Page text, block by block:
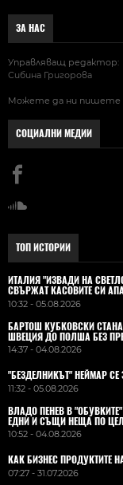
ЗА НАС
Управляващ редактор:
Сибина Григорова
Можете да ни пишете
СОЦИАЛНИ МЕДИИ
ТОП ИСТОРИИ
ИТАЛИЯ "ИЗВАДИ НА
СВЪРЖАТ КАСОВИТЕ СИ
10:32 - 05.08.2026
БАРТОШ КУБКОВСКИ
ШВЕЦИЯ ДО ПОЛША БЕЗ
14:37 - 04.08.2026
"БЕЗДЕЛНИКЪТ" НЕЙМАР
11:32 - 05.08.2026
ВЛАДO ПЕНЕВ В
ЕДНИ И СЪЩИ НЕЩА ПО
10:52 - 04.08.2026
КАК БИЗНЕС ПРОДУКТИТЕ
07:27 - 31.07.2026